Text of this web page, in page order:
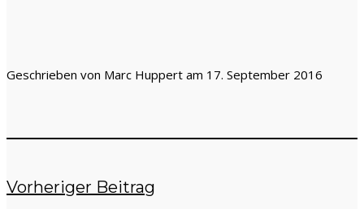
Geschrieben von Marc Huppert am 17. September 2016
Vorheriger Beitrag